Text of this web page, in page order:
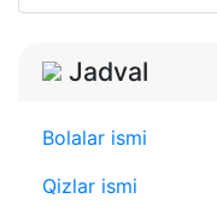
Jadval
Bolalar ismi
Qizlar ismi